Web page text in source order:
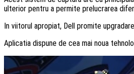
ulterior pentru a permite prelucrarea
In viitorul apropiat, Dell promite
Aplicatia dispune de cea mai noua